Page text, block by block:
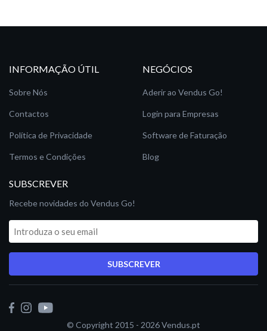
INFORMAÇÃO ÚTIL
Sobre Nós
Contactos
Política de Privacidade
Termos e Condições
NEGÓCIOS
Aderir ao Vendus Go!
Login para Empresas
Software de Faturação
Blog
SUBSCREVER
Recebe novidades do Vendus Go!
SUBSCREVER
© Copyright 2015 - 2026Vendus.pt